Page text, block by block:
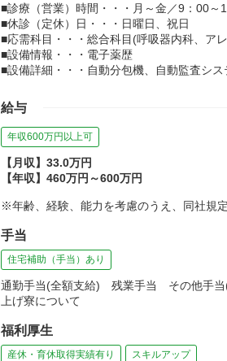
■診療（営業）時間・・・月～金／9：00～
■休診（定休）日・・・日曜日、祝日
■応需科目・・・総合科目(呼吸器内科、ア
■設備情報・・・電子薬歴
■設備詳細・・・自動分包機、自動監査シ
給与
年収600万円以上可
【月収】33.0万円
【年収】460万円～600万円
※年齢、経験、能力を考慮のうえ、同社規
手当
住宅補助（手当）あり
通勤手当(全額支給) 残業手当 その他手
上げ寮について
福利厚生
産休・育休取得実績有り スキルアップ